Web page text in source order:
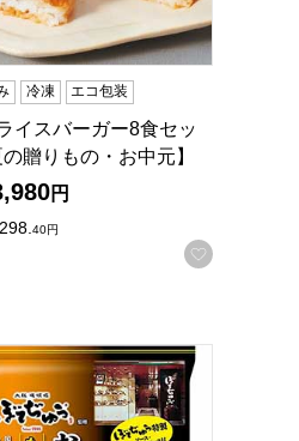
に登録する
冷凍 エコ包装
イスバーガー8食セッ
の贈りもの・お中元】
円
40円
お気に入
の豚玉 2枚入り(470g)【＠
食品 ぼてじゅう監修 お好み焼